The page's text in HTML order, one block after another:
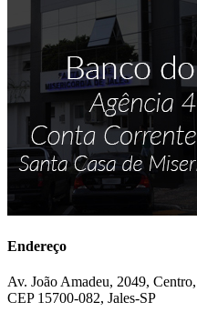
Endereço
Av. João Amadeu, 2049, Centro,
CEP 15700-082, Jales-SP